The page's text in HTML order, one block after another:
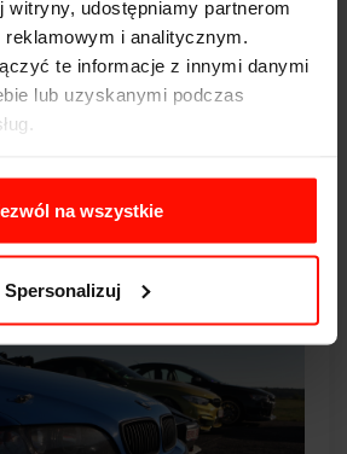
udostępniamy partnerom
i analitycznym.
te informacje z innymi danymi
lub uzyskanymi podczas
na wszystkie
Spersonalizuj
czasu okrążenia ani jechać
prędkości. Przypomni ci o
który służy dobrą radą i dba o
twoje i innych uczestników